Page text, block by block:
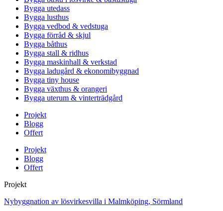
Bygga utedass
Bygga lusthus
Bygga vedbod & vedstuga
Bygga förråd & skjul
Bygga båthus
Bygga stall & ridhus
Bygga maskinhall & verkstad
Bygga ladugård & ekonomibyggnad
Bygga tiny house
Bygga växthus & orangeri
Bygga uterum & vinterträdgård
Projekt
Blogg
Offert
Projekt
Blogg
Offert
Projekt
Nybyggnation av lösvirkesvilla i Malmköping, Sörmland